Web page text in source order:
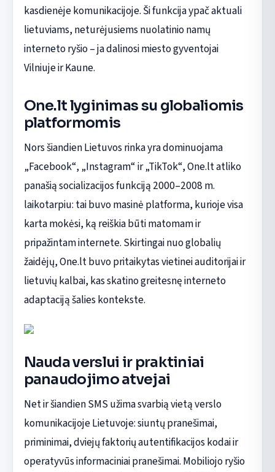
kasdienėje komunikacijoje. Ši funkcija ypač aktuali
lietuviams, neturėjusiems nuolatinio namų
interneto ryšio – ja dalinosi miesto gyventojai
Vilniuje ir Kaune.
One.lt lyginimas su globaliomis
platformomis
Nors šiandien Lietuvos rinka yra dominuojama
„Facebook“, „Instagram“ ir „TikTok“, One.lt atliko
panašią socializacijos funkciją 2000–2008 m.
laikotarpiu: tai buvo masinė platforma, kurioje visa
karta mokėsi, ką reiškia būti matomam ir
pripažintam internete. Skirtingai nuo globalių
žaidėjų, One.lt buvo pritaikytas vietinei auditorijai ir
lietuvių kalbai, kas skatino greitesnę interneto
adaptaciją šalies kontekste.
Nauda verslui ir praktiniai
panaudojimo atvejai
Net ir šiandien SMS užima svarbią vietą verslo
komunikacijoje Lietuvoje: siuntų pranešimai,
priminimai, dviejų faktorių autentifikacijos kodai ir
operatyvūs informaciniai pranešimai. Mobiliojo ryšio